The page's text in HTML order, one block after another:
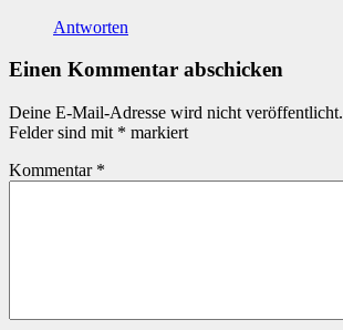
Antworten
Einen Kommentar abschicken
Deine E-Mail-Adresse wird nicht veröffentlicht.
Felder sind mit * markiert
Kommentar *